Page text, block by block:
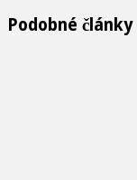
Podobné články